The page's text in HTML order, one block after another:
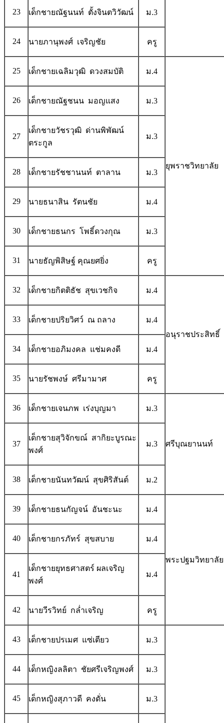
23 เด็กชายณัฐนนท์ ตั้งจินตวิวัฒน์ ม.3
24 นายภานุพงศ์ เจริญชัย ครู
25 เด็กชายเฉลิมวุฒิ ดวงสมบัติ ม.4
ยุพราชวิทยาลัย
26 เด็กชายณัฐชนน มอญแสง ม.3
27
เด็กชายวัชรวุฒิ ด่านพิพัฒน์
ตระกูล
ม.3
28 เด็กชายรัชชานนท์ ตาลาน ม.3
29 นายธนาสิน รัตนชัย ม.4
30 เด็กชายธนกร โพธิ์ดวงกุณ ม.3
31 นายธัญพิสิษฐ์ คุณยศยิ่ง ครู
32 เด็กชายกิตติธัช สุขเวชกิจ ม.4
อนุราชประสิทธิ์
33 เด็กชายปริยวิศว์ ณ ถลาง ม.4
34 เด็กชายอภิมงคล แช่มคงดี ม.4
35 นายรัชพงษ์ ศรีมามาศ ครู
36 เด็กชายเจนภพ เร่งบุญมา ม.3
ศรีบุณยานนท์
37
เด็กชายสุวิจักขณ์ สากิยะบูรณะ
พงศ์
ม.3
38 เด็กชายนันทวัฒน์ สุขศิริสันต์ ม.2
39 เด็กชายธนกัญจน์ อันชะนะ ม.4
พระปฐมวิทยาลัย
40 เด็กชายกรภัทร์ สุขสบาย ม.4
41
เด็กชายยุทธศาสตร์ ผลเจริญ
พงศ์
ม.4
42 นายวีรวิทย์ กล่ำเจริญ ครู
43 เด็กชายปรเมศ แซ่เตียว ม.3
44 เด็กหญิงลลิตา ชัยศรีเจริญพงศ์ ม.3
45 เด็กหญิงสุภาวดี คงดั่น ม.3